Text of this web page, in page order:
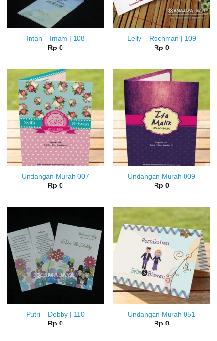
Intan – Imam | 108
Rp 0
Lelly – Rochman | 109
Rp 0
Undangan Murah 007
Rp 0
Undangan Murah 009
Rp 0
Putri – Debby | 110
Rp 0
Undangan Murah 051
Rp 0